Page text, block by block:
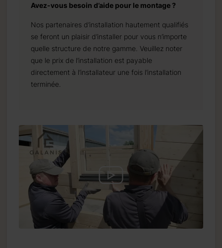
Avez-vous besoin d’aide pour le montage ?
Nos partenaires d’installation hautement qualifiés
se feront un plaisir d’installer pour vous n’importe
quelle structure de notre gamme. Veuillez noter
que le prix de l’installation est payable
directement à l’installateur une fois l’installation
terminée.